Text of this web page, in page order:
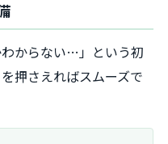
わからない…」という初
押さえればスムーズで